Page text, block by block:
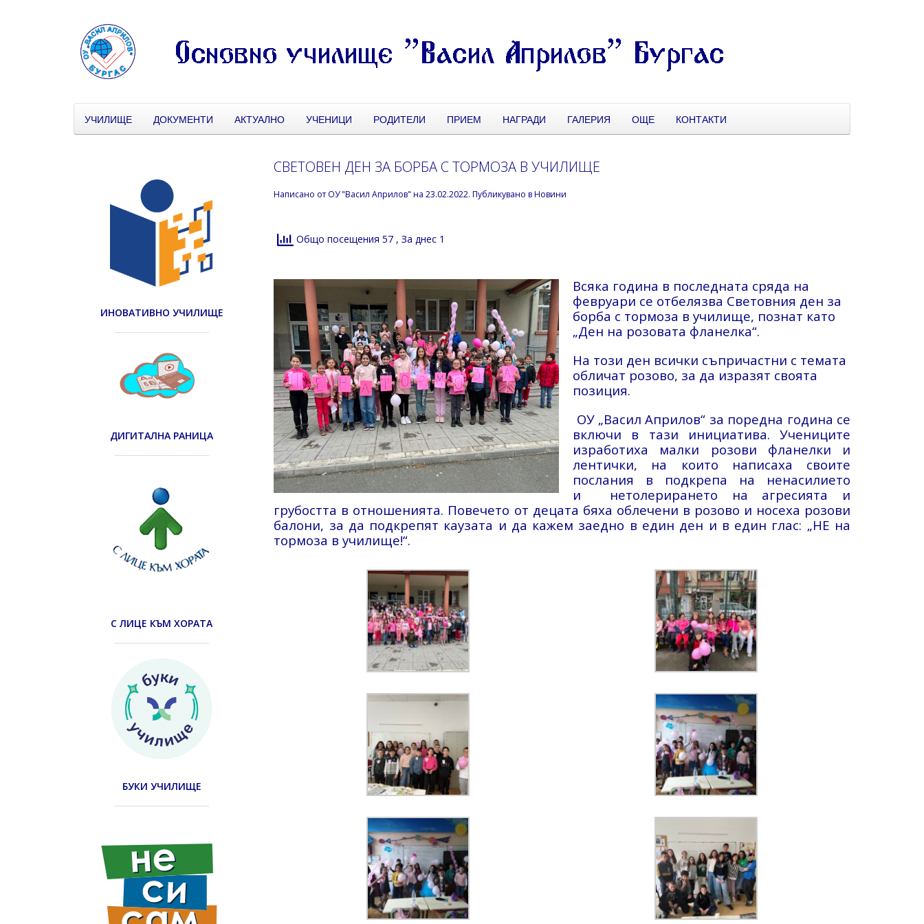
УЧИЛИЩЕ ДОКУМЕНТИ АКТУАЛНО УЧЕНИЦИ РОДИТЕЛИ ПРИЕМ НАГРАДИ ГАЛЕРИЯ ОЩЕ КОНТАКТИ
СВЕТОВЕН ДЕН ЗА БОРБА С ТОРМОЗА В УЧИЛИЩЕ
Написано от ОУ "Васил Априлов" на23.02.2022. Публикувано вНовини
Общо посещения 57 , За днес 1
Всяка година в последната сряда на
февруари се отбелязва Световния ден за
борба с тормоза в училище, познат като
„Ден на розовата фланелка“.
На този ден всички съпричастни с темата
обличат розово, за да изразят своята
позиция.
ОУ „Васил Априлов“ за поредна година се
включи в тази инициатива. Учениците
изработиха малки розови фланелки и
лентички, на които написаха своите
послания в подкрепа на ненасилието
и нетолерирането на агресията и
грубостта в отношенията. Повечето от децата бяха облечени в розово и носеха розови
балони, за да подкрепят каузата и да кажем заедно в един ден и в един глас: „НЕ на
тормоза в училище!“.
ИНОВАТИВНО УЧИЛИЩЕ
ДИГИТАЛНА РАНИЦА
С ЛИЦЕ КЪМ ХОРАТА
БУКИ УЧИЛИЩЕ